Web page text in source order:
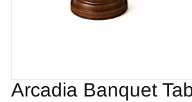
Arcadia Banquet